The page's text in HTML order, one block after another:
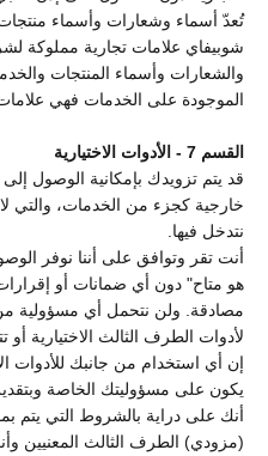
تُعدّ أسماء وشعارات وأسماء
شوبيفاي علامات تجارية مملوكة
والشعارات وأسماء المنتجات
الموجودة على الخدمات فهي علامات
القسم 7 - الأدوات الاختيارية
قد يتم تزويدك بإمكانية الوصول
خارجية كجزء من الخدمات، والتي لا
نتدخل فيها.
أنت تقر وتوافق على أننا نوفر
هو متاح" دون أي ضمانات أو
مصادقة. ولن نتحمل أي مسؤولية
لأدوات الطرف الثالث الاختيارية أو
إن أي استخدام من جانبك للأدوات
يكون على مسؤوليتك الخاصة
أنك على دراية بالشروط التي يتم
(مزودي) الطرف الثالث المعنيين